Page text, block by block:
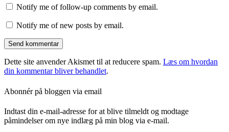
Notify me of follow-up comments by email.
Notify me of new posts by email.
Dette site anvender Akismet til at reducere spam. Læs om hvordan
din kommentar bliver behandlet.
Abonnér på bloggen via email
Indtast din e-mail-adresse for at blive tilmeldt og modtage
påmindelser om nye indlæg på min blog via e-mail.